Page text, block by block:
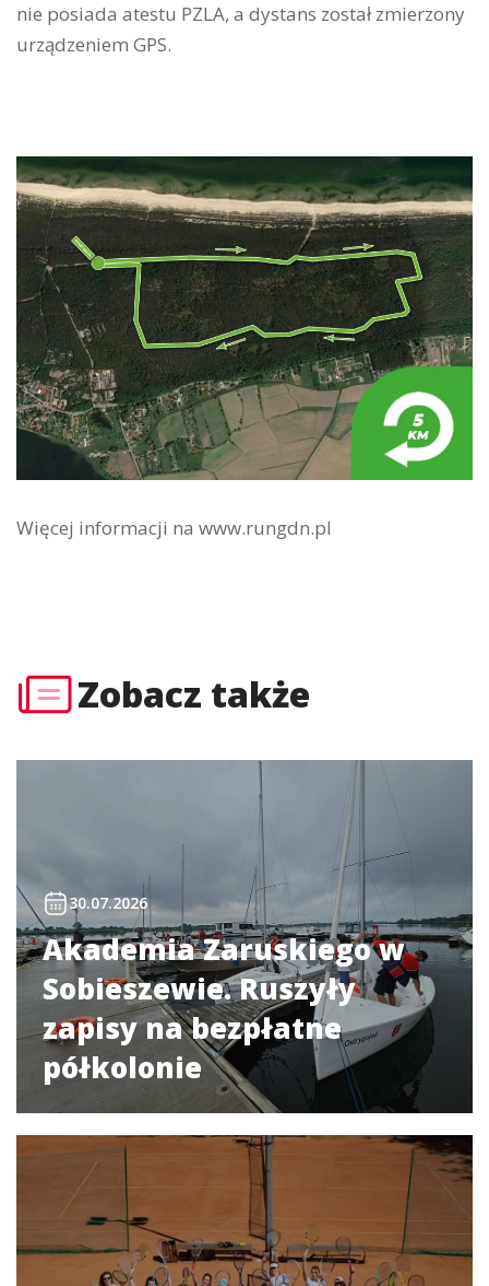
nie posiada atestu PZLA, a dystans został zmierzony
urządzeniem GPS.
Więcej informacji na www.rungdn.pl
Zobacz także
30.07.2026
Akademia Zaruskiego w
Sobieszewie. Ruszyły
zapisy na bezpłatne
półkolonie